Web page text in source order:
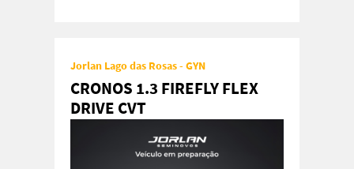
Jorlan Lago das Rosas - GYN
CRONOS 1.3 FIREFLY FLEX
DRIVE CVT